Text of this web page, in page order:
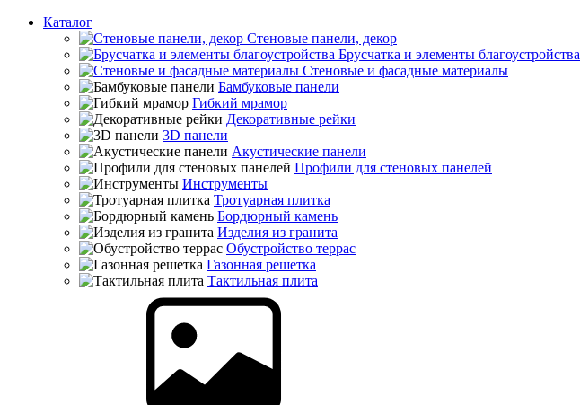
Каталог
Стеновые панели, декор
Брусчатка и элементы благоустройства
Стеновые и фасадные материалы
Бамбуковые панели
Гибкий мрамор
Декоративные рейки
3D панели
Акустические панели
Профили для стеновых панелей
Инструменты
Тротуарная плитка
Бордюрный камень
Изделия из гранита
Обустройство террас
Газонная решетка
Тактильная плита